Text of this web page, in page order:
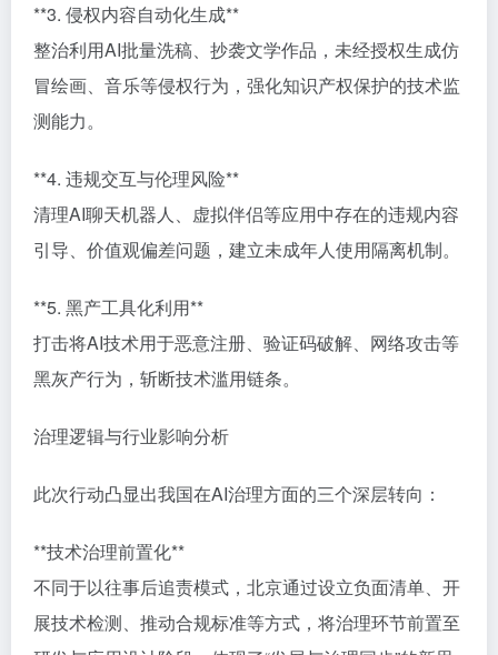
**3. 侵权内容自动化生成**
整治利用AI批量洗稿、抄袭文学作品，未经授权生成仿
冒绘画、音乐等侵权行为，强化知识产权保护的技术监
测能力。
**4. 违规交互与伦理风险**
清理AI聊天机器人、虚拟伴侣等应用中存在的违规内容
引导、价值观偏差问题，建立未成年人使用隔离机制。
**5. 黑产工具化利用**
打击将AI技术用于恶意注册、验证码破解、网络攻击等
黑灰产行为，斩断技术滥用链条。
治理逻辑与行业影响分析
此次行动凸显出我国在AI治理方面的三个深层转向：
**技术治理前置化**
不同于以往事后追责模式，北京通过设立负面清单、开
展技术检测、推动合规标准等方式，将治理环节前置至